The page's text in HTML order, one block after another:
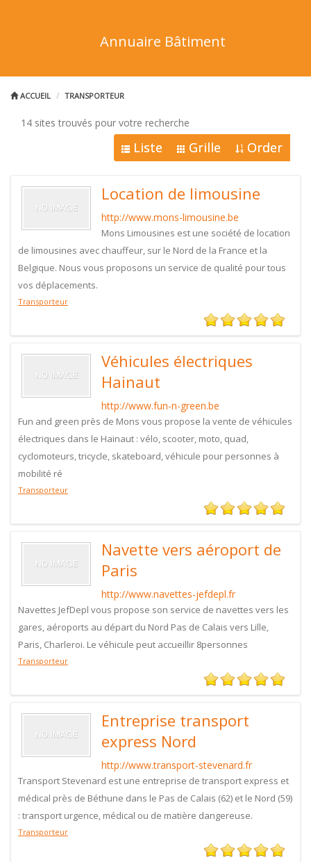
Annuaire Bâtiment
ACCUEIL TRANSPORTEUR
14 sites trouvés pour votre recherche
Liste Grille Order
Location de limousine
http://www.mons-limousine.be
Mons Limousines est une société de location
de limousines avec chauffeur, sur le Nord de la France et la
Belgique. Nous vous proposons un service de qualité pour tous
vos déplacements.
Transporteur
Véhicules électriques
Hainaut
http://www.fun-n-green.be
Fun and green près de Mons vous propose la vente de véhicules
électriques dans le Hainaut : vélo, scooter, moto, quad,
cyclomoteurs, tricycle, skateboard, véhicule pour personnes à
mobilité ré
Transporteur
Navette vers aéroport de
Paris
http://www.navettes-jefdepl.fr
Navettes JefDepl vous propose son service de navettes vers les
gares, aéroports au départ du Nord Pas de Calais vers Lille,
Paris, Charleroi. Le véhicule peut accueillir 8personnes
Transporteur
Entreprise transport
express Nord
http://www.transport-stevenard.fr
Transport Stevenard est une entreprise de transport express et
médical près de Béthune dans le Pas de Calais (62) et le Nord (59)
: transport urgence, médical ou de matière dangereuse.
Transporteur